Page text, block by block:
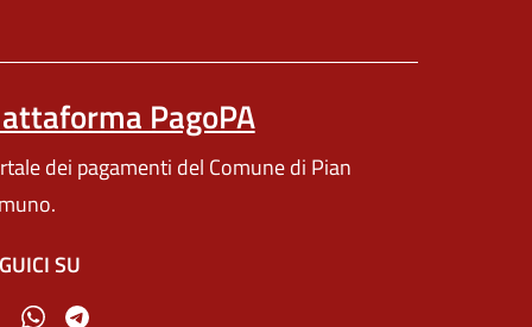
(apre in un'altra scheda).
PagoPA
dei pagamenti del Comune di Pian
SU